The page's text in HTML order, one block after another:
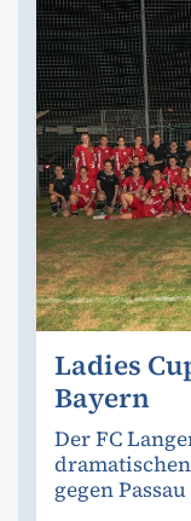
Ladies
Bayern
Der FC
gegen